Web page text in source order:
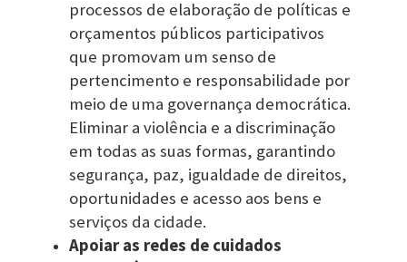
processos de elaboração de políticas e
orçamentos públicos participativos
que promovam um senso de
pertencimento e responsabilidade por
meio de uma governança democrática.
Eliminar a violência e a discriminação
em todas as suas formas, garantindo
segurança, paz, igualdade de direitos,
oportunidades e acesso aos bens e
serviços da cidade.
Apoiar as redes de cuidados